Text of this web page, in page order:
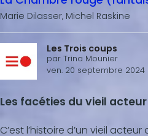
Marie Dilasser, Michel Raskine
Les Trois coups
par Trina Mounier
ven. 20 septembre 2024
Les facéties du vieil acteur
C’est l’histoire d’un vieil acteur